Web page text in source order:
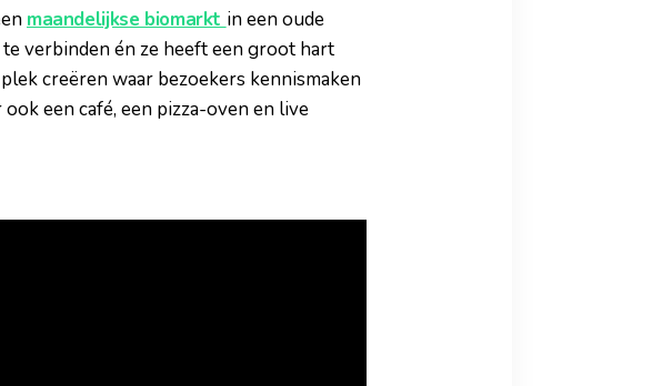
maandelijkse biomarkt in een oude
verbinden én ze heeft een groot hart
creëren waar bezoekers kennismaken
een café, een pizza-oven en live